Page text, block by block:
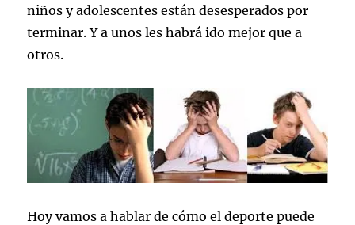
niños y adolescentes están desesperados por
terminar. Y a unos les habrá ido mejor que a
otros.
Hoy vamos a hablar de cómo el deporte puede